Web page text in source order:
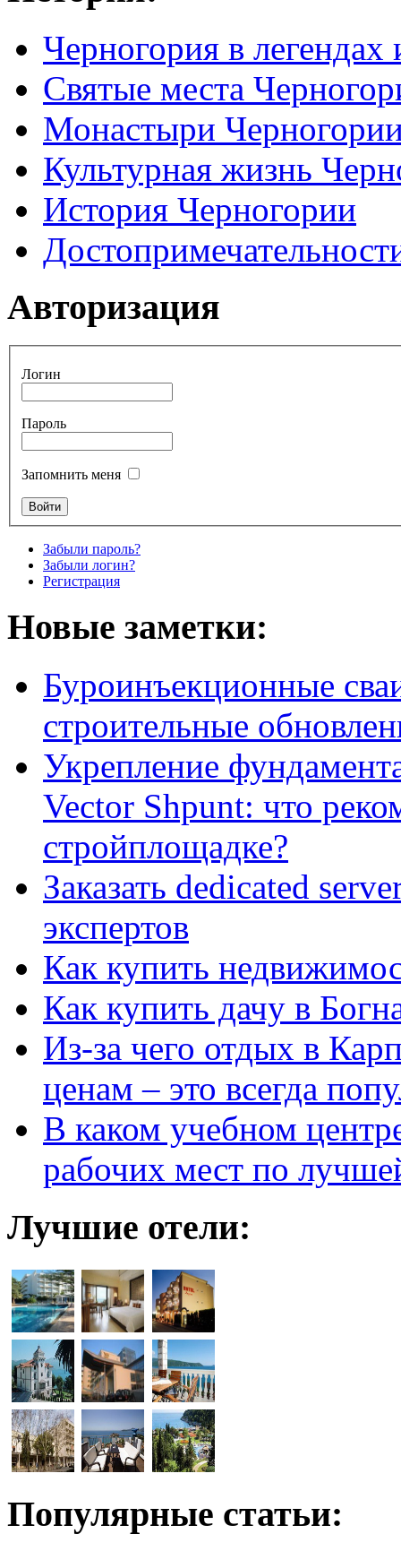
Черногория в легендах
Святые места
Монастыри
Культурная жизнь
История Черногории
Авторизация
Логин
Пароль
Запомнить меня
Забыли пароль?
Забыли логин?
Регистрация
Новые заметки:
Буроинъекционные
строительные
Укрепление
Vector Shpunt: что
стройплощадке?
Заказать dedicated
экспертов
Как купить
Как купить дачу в
Из-за чего отдых в
ценам – это всегда
В каком учебном
рабочих мест по
Лучшие отели:
Популярные статьи: